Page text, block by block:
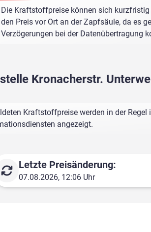
Die Kraftstoffpreise können sich
den Preis vor Ort an der Zapfsäule, da es
Verzögerungen bei der Datenübertragung
Kronacherstr.
Kraftstoffpreise werden in der Regel
angezeigt.
Letzte Preisänderung:
07.08.2026, 12:06 Uhr